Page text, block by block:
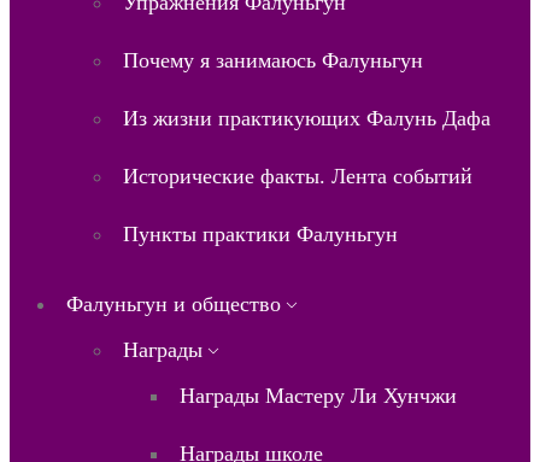
Почему я занимаюсь Фалуньгун
Из жизни практикующих Фалунь Дафа
Исторические факты. Лента событий
Пункты практики Фалуньгун
Фалуньгун и общество
Награды
Награды Мастеру Ли Хунчжи
Награды школе